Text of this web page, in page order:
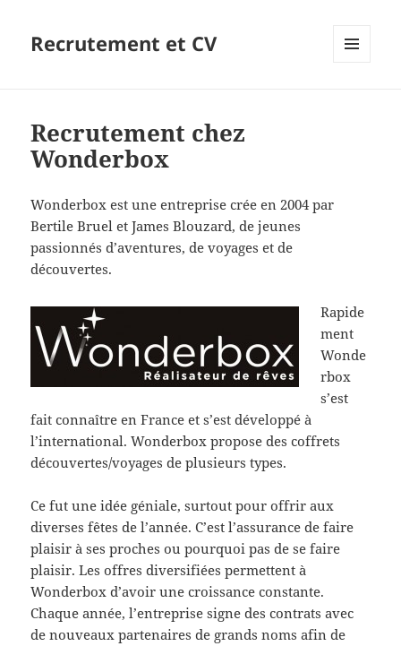
Recrutement et CV
Recrutement chez
Wonderbox
Wonderbox est une entreprise crée en 2004 par
Bertile Bruel et James Blouzard, de jeunes
passionnés d’aventures, de voyages et de
découvertes.
Rapide
ment
Wonde
rbox
s’est
fait connaître en France et s’est développé à
l’international. Wonderbox propose des coffrets
découvertes/voyages de plusieurs types.
Ce fut une idée géniale, surtout pour offrir aux
diverses fêtes de l’année. C’est l’assurance de faire
plaisir à ses proches ou pourquoi pas de se faire
plaisir. Les offres diversifiées permettent à
Wonderbox d’avoir une croissance constante.
Chaque année, l’entreprise signe des contrats avec
de nouveaux partenaires de grands noms afin de